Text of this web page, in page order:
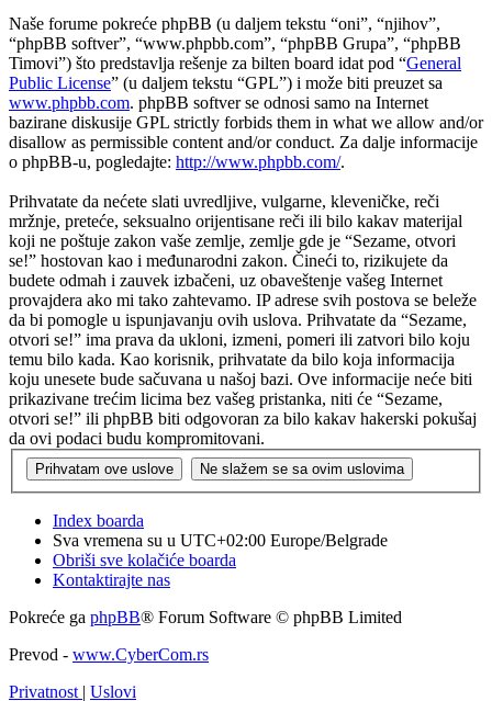
Naše forume pokreće phpBB (u daljem tekstu “oni”, “njihov”,
“phpBB softver”, “www.phpbb.com”, “phpBB Grupa”, “phpBB
Timovi”) što predstavlja rešenje za bilten board idat pod “General
Public License” (u daljem tekstu “GPL”) i može biti preuzet sa
www.phpbb.com. phpBB softver se odnosi samo na Internet
bazirane diskusije GPL strictly forbids them in what we allow and/or
disallow as permissible content and/or conduct. Za dalje informacije
o phpBB-u, pogledajte: http://www.phpbb.com/.
Prihvatate da nećete slati uvredljive, vulgarne, kleveničke, reči
mržnje, preteće, seksualno orijentisane reči ili bilo kakav materijal
koji ne poštuje zakon vaše zemlje, zemlje gde je “Sezame, otvori
se!” hostovan kao i međunarodni zakon. Čineći to, rizikujete da
budete odmah i zauvek izbačeni, uz obaveštenje vašeg Internet
provajdera ako mi tako zahtevamo. IP adrese svih postova se beleže
da bi pomogle u ispunjavanju ovih uslova. Prihvatate da “Sezame,
otvori se!” ima prava da ukloni, izmeni, pomeri ili zatvori bilo koju
temu bilo kada. Kao korisnik, prihvatate da bilo koja informacija
koju unesete bude sačuvana u našoj bazi. Ove informacije neće biti
prikazivane trećim licima bez vašeg pristanka, niti će “Sezame,
otvori se!” ili phpBB biti odgovoran za bilo kakav hakerski pokušaj
da ovi podaci budu kompromitovani.
Index boarda
Sva vremena su u UTC+02:00 Europe/Belgrade
Obriši sve kolačiće boarda
Kontaktirajte nas
Pokreće ga phpBB® Forum Software © phpBB Limited
Prevod - www.CyberCom.rs
Privatnost | Uslovi